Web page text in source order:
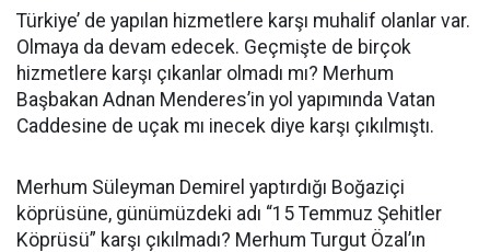
Türkiye’ de yapılan hizmetlere karşı muhalif olanlar var.
Olmaya da devam edecek. Geçmişte de birçok
hizmetlere karşı çıkanlar olmadı mı? Merhum
Başbakan Adnan Menderes’in yol yapımında Vatan
Caddesine de uçak mı inecek diye karşı çıkılmıştı.
Merhum Süleyman Demirel yaptırdığı Boğaziçi
köprüsüne, günümüzdeki adı “15 Temmuz Şehitler
Köprüsü” karşı çıkılmadı? Merhum Turgut Özal’ın